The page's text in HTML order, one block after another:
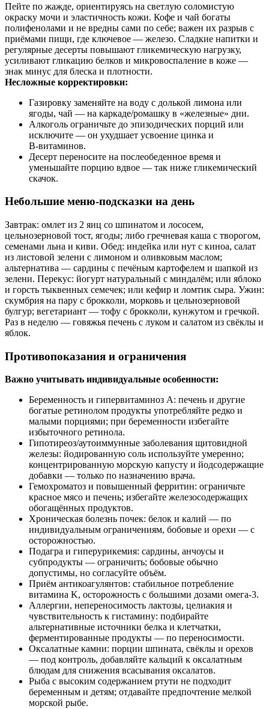
Пейте по жажде, ориентируясь на светлую соломистую
окраску мочи и эластичность кожи. Кофе и чай богаты
полифенолами и не вредны сами по себе; важен их разрыв с
приёмами пищи, где ключевое — железо. Сладкие напитки и
регулярные десерты повышают гликемическую нагрузку,
усиливают гликацию белков и микровоспаление в коже —
знак минус для блеска и плотности.
Несложные корректировки:
Газировку заменяйте на воду с долькой лимона или
ягоды, чай — на каркаде/ромашку в «железные» дни.
Алкоголь ограничьте до эпизодических порций или
исключите — он ухудшает усвоение цинка и
B‑витаминов.
Десерт переносите на послеобеденное время и
уменьшайте порцию вдвое — так ниже гликемический
скачок.
Небольшие меню‑подсказки на день
Завтрак: омлет из 2 яиц со шпинатом и лососем,
цельнозерновой тост, ягоды; либо гречневая каша с творогом,
семенами льна и киви. Обед: индейка или нут с киноа, салат
из листовой зелени с лимоном и оливковым маслом;
альтернатива — сардины с печёным картофелем и шапкой из
зелени. Перекус: йогурт натуральный с миндалём; или яблоко
и горсть тыквенных семечек; или кефир и ломтик сыра. Ужин:
скумбрия на пару с брокколи, морковь и цельнозерновой
булгур; вегетариант — тофу с брокколи, кунжутом и гречкой.
Раз в неделю — говяжья печень с луком и салатом из свёклы и
яблок.
Противопоказания и ограничения
Важно учитывать индивидуальные особенности:
Беременность и гипервитаминоз A: печень и другие
богатые ретинолом продукты употребляйте редко и
малыми порциями; при беременности избегайте
избыточного ретинола.
Гипотиреоз/аутоиммунные заболевания щитовидной
железы: йодированную соль используйте умеренно;
концентрированную морскую капусту и йодсодержащие
добавки — только по назначению врача.
Гемохроматоз и повышенный ферритин: ограничьте
красное мясо и печень; избегайте железосодержащих
обогащённых продуктов.
Хроническая болезнь почек: белок и калий — по
индивидуальным ограничениям, бобовые и орехи — с
осторожностью.
Подагра и гиперурикемия: сардины, анчоусы и
субпродукты — ограничить; бобовые обычно
допустимы, но согласуйте объём.
Приём антикоагулянтов: стабильное потребление
витамина K, осторожность с большими дозами омега‑3.
Аллергии, непереносимость лактозы, целиакия и
чувствительность к гистамину: подбирайте
альтернативные источники белка и клетчатки,
ферментированные продукты — по переносимости.
Оксалатные камни: порции шпината, свёклы и орехов
— под контроль, добавляйте кальций к оксалатным
блюдам для снижения всасывания оксалатов.
Рыба с высоким содержанием ртути не подходит
беременным и детям; отдавайте предпочтение мелкой
морской рыбе.